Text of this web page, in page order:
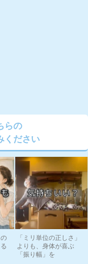
らの
ください
「ミリ単位の正しさ」
よりも、身体が喜ぶ
「振り幅」を